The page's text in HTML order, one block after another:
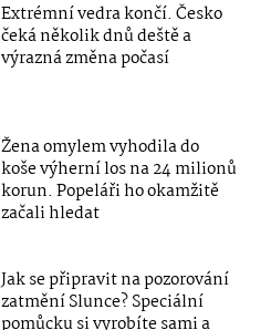
Extrémní vedra končí. Česko
čeká několik dnů deště a
výrazná změna počasí
Žena omylem vyhodila do
koše výherní los na 24 milionů
korun. Popeláři ho okamžitě
začali hledat
Jak se připravit na pozorování
zatmění Slunce? Speciální